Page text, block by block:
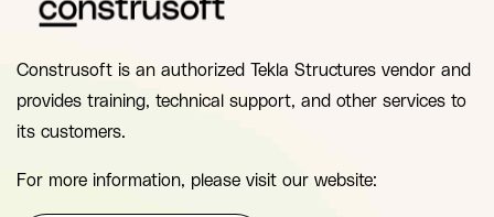
Construsoft is an authorized Tekla Structures vendor and
provides training, technical support, and other services to
its customers.
For more information, please visit our website: